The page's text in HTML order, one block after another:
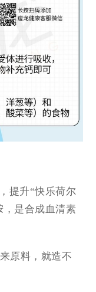
提升“快乐荷尔
，是合成血清素
原料，就造不